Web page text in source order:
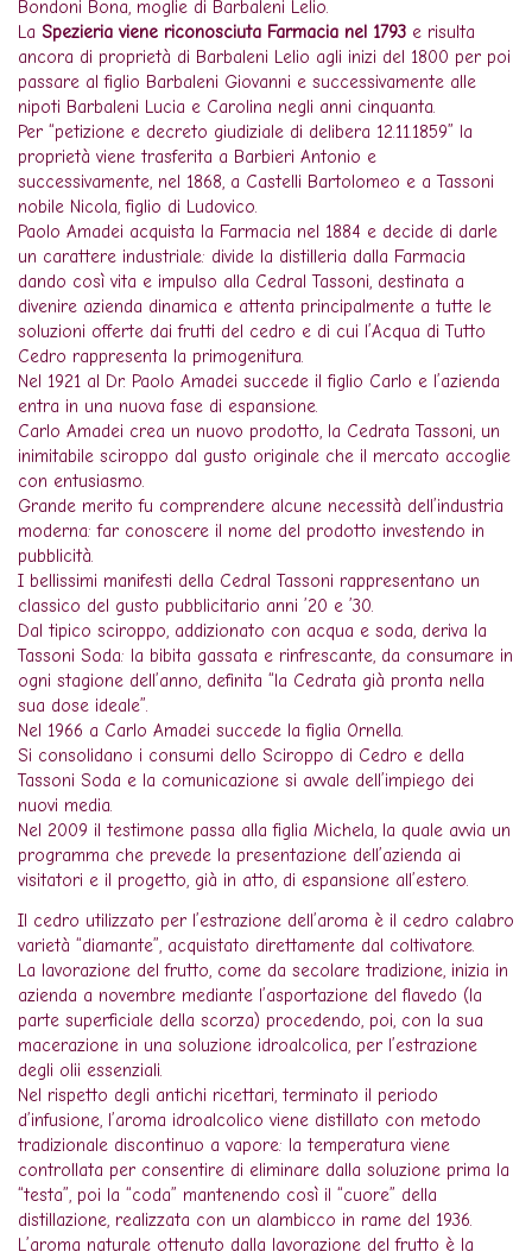
Bondoni Bona, moglie di Barbaleni Lelio.
La Spezieria viene riconosciuta Farmacia nel 1793 e risulta
ancora di proprietà di Barbaleni Lelio agli inizi del 1800 per poi
passare al figlio Barbaleni Giovanni e successivamente alle
nipoti Barbaleni Lucia e Carolina negli anni cinquanta.
Per “petizione e decreto giudiziale di delibera 12.11.1859” la
proprietà viene trasferita a Barbieri Antonio e
successivamente, nel 1868, a Castelli Bartolomeo e a Tassoni
nobile Nicola, figlio di Ludovico.
Paolo Amadei acquista la Farmacia nel 1884 e decide di darle
un carattere industriale: divide la distilleria dalla Farmacia
dando così vita e impulso alla Cedral Tassoni, destinata a
divenire azienda dinamica e attenta principalmente a tutte le
soluzioni offerte dai frutti del cedro e di cui l’Acqua di Tutto
Cedro rappresenta la primogenitura.
Nel 1921 al Dr. Paolo Amadei succede il figlio Carlo e l’azienda
entra in una nuova fase di espansione.
Carlo Amadei crea un nuovo prodotto, la Cedrata Tassoni, un
inimitabile sciroppo dal gusto originale che il mercato accoglie
con entusiasmo.
Grande merito fu comprendere alcune necessità dell’industria
moderna: far conoscere il nome del prodotto investendo in
pubblicità.
I bellissimi manifesti della Cedral Tassoni rappresentano un
classico del gusto pubblicitario anni ’20 e ’30.
Dal tipico sciroppo, addizionato con acqua e soda, deriva la
Tassoni Soda: la bibita gassata e rinfrescante, da consumare in
ogni stagione dell’anno, definita “la Cedrata già pronta nella
sua dose ideale”.
Nel 1966 a Carlo Amadei succede la figlia Ornella.
Si consolidano i consumi dello Sciroppo di Cedro e della
Tassoni Soda e la comunicazione si avvale dell’impiego dei
nuovi media.
Nel 2009 il testimone passa alla figlia Michela, la quale avvia un
programma che prevede la presentazione dell’azienda ai
visitatori e il progetto, già in atto, di espansione all’estero.
Il cedro utilizzato per l’estrazione dell’aroma è il cedro calabro
varietà “diamante”, acquistato direttamente dal coltivatore.
La lavorazione del frutto, come da secolare tradizione, inizia in
azienda a novembre mediante l’asportazione del flavedo (la
parte superficiale della scorza) procedendo, poi, con la sua
macerazione in una soluzione idroalcolica, per l’estrazione
degli olii essenziali.
Nel rispetto degli antichi ricettari, terminato il periodo
d’infusione, l’aroma idroalcolico viene distillato con metodo
tradizionale discontinuo a vapore: la temperatura viene
controllata per consentire di eliminare dalla soluzione prima la
“testa”, poi la “coda” mantenendo così il “cuore” della
distillazione, realizzata con un alambicco in rame del 1936.
L’aroma naturale ottenuto dalla lavorazione del frutto è la